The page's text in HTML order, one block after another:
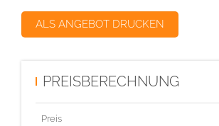
ALS ANGEBOT DRUCKEN
PREISBERECHNUNG
Preis